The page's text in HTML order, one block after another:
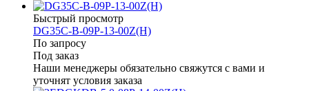
Быстрый просмотр
DG35C-B-09P-13-00Z(H)
По запросу
Под заказ
Наши менеджеры обязательно свяжутся с вами и
уточнят условия заказа